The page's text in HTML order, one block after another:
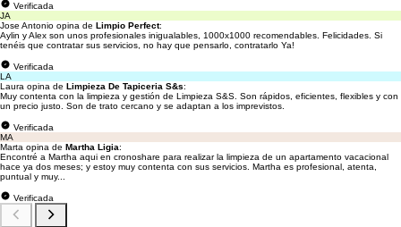
Verificada
JA
Jose Antonio opina de Limpio Perfect:
Aylin y Alex son unos profesionales inigualables, 1000x1000 recomendables. Felicidades. Si
tenéis que contratar sus servicios, no hay que pensarlo, contratarlo Ya!
Verificada
LA
Laura opina de Limpieza De Tapiceria S&s:
Muy contenta con la limpieza y gestión de Limpieza S&S. Son rápidos, eficientes, flexibles y con
un precio justo. Son de trato cercano y se adaptan a los imprevistos.
Verificada
MA
Marta opina de Martha Ligia:
Encontré a Martha aqui en cronoshare para realizar la limpieza de un apartamento vacacional
hace ya dos meses; y estoy muy contenta con sus servicios. Martha es profesional, atenta,
puntual y muy...
Verificada